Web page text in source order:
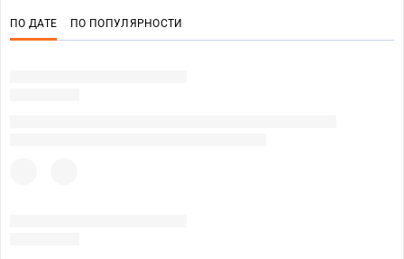
ПО ДАТЕ ПО ПОПУЛЯРНОСТИ